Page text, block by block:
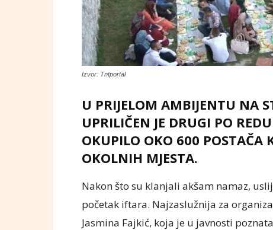
Izvor: Tntportal
U PRIJELOM AMBIJENTU NA
UPRILIČEN JE DRUGI PO
OKUPILO OKO 600 POSTAČA
OKOLNIH MJESTA.
Nakon što su klanjali akšam namaz,
početak iftara. Najzaslužnija za
Jasmina Fajkić, koja je u javnosti